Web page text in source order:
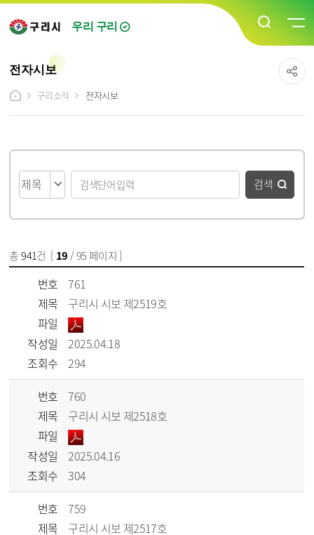
우리 구리
전자시보
구리소식
전자시보
검색
총941건 [ 19 / 95 페이지 ]
번호
761
제목
구리시 시보 제2519호
파일
작성일
2025.04.18
조회수
294
번호
760
제목
구리시 시보 제2518호
파일
작성일
2025.04.16
조회수
304
번호
759
제목
구리시 시보 제2517호